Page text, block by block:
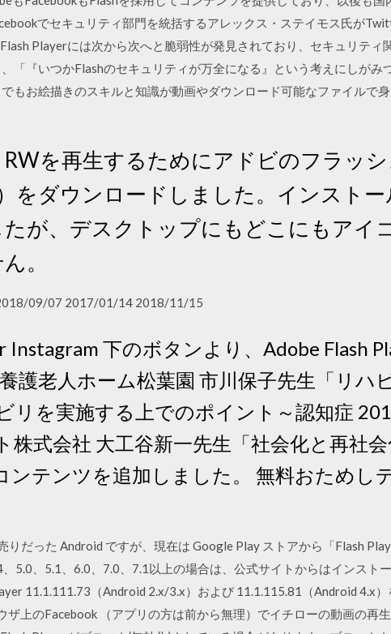
でセキュリティ部門を統括するアレックス・ステイモス氏が
Playerには次から次へと脆弱性が発見されており、セキュリティ
「『いつかFlashのセキュリティが万全になる』という考えにしがみ
もお絵描きのスキルと知識が動画やダウンロード可能なファイルで
を再生するためにアドビのフラッ
をダウンロードしました。インスト
が、デスクトップにもどこにもアイ
。
09/07 2017/01/14 2018/11/15
Instagram 下のボタンより、Adobe Flash
護老人ホーム松葉園 市川保子先生「リハ
リを実施する上でのポイント～認知症
株式会社 大工谷新一先生「社会化と再社
ンテンツを追加しました。 無料おためし
りだった Android ですが、現在は Google Play ストアから「Flash
5.0、5.1、6.0、7.0、7.1以上の場合は、公式サイトからはインスト
11.1.111.73（Android 2.x/3.x）および 11.1.115.81（Android 4.x
ザ上のFacebook （アプリの方は前から無理）でイチローの動画の再